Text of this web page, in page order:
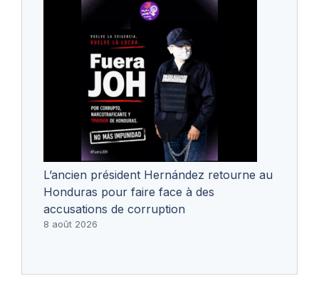
L’ancien président Hernández retourne au
Honduras pour faire face à des
accusations de corruption
8 août 2026